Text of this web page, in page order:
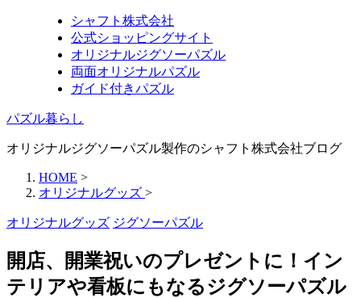
シャフト株式会社
公式ショッピングサイト
オリジナルジグソーパズル
両面オリジナルパズル
ガイド付きパズル
パズル暮らし
オリジナルジグソーパズル製作のシャフト株式会社ブログ
HOME >
オリジナルグッズ >
オリジナルグッズ ジグソーパズル
開店、開業祝いのプレゼントに！イン
テリアや看板にもなるジグソーパズル